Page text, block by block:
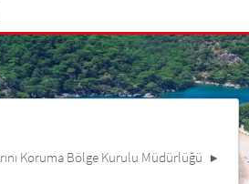
Koruma Bölge Kurulu Müdürlüğü